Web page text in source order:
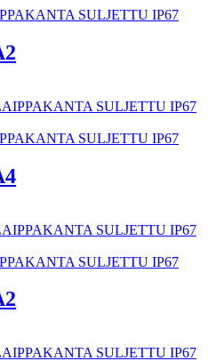
SULJETTU IP67
SULJETTU IP67
SULJETTU IP67